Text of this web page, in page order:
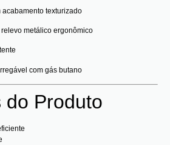
acabamento texturizado
metálico ergonômico
com gás butano
do Produto